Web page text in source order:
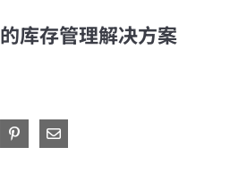
Video
库存管理解决方案
分享
钉选到 Pinterest
通过电子邮件分享